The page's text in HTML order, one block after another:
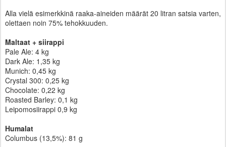
Alla vielä esimerkkinä raaka-aineiden määrät 20 litran satsia varten,
olettaen noin 75% tehokkuuden.
Maltaat + siirappi
Pale Ale: 4 kg
Dark Ale: 1,35 kg
Munich: 0,45 kg
Crystal 300: 0,25 kg
Chocolate: 0,22 kg
Roasted Barley: 0,1 kg
Leipomosiirappi 0,9 kg
Humalat
Columbus (13,5%): 81 g